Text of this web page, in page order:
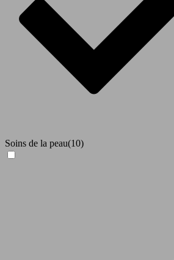
Soins de la peau(10)